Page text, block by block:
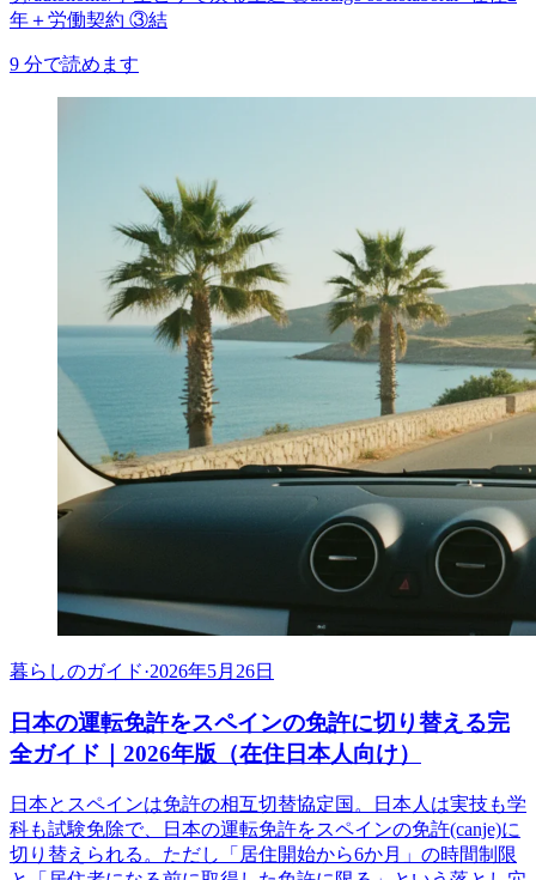
年＋労働契約 ③結
9 分で読めます
暮らしのガイド·2026年5月26日
日本の運転免許をスペインの免許に切り替える完
全ガイド｜2026年版（在住日本人向け）
日本とスペインは免許の相互切替協定国。日本人は実技も学
科も試験免除で、日本の運転免許をスペインの免許(canje)に
切り替えられる。ただし「居住開始から6か月」の時間制限